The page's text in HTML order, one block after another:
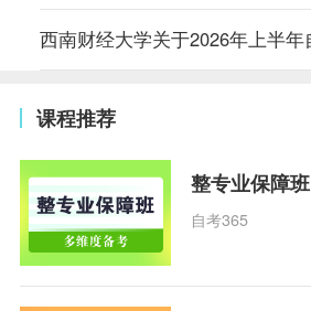
课程推荐
整专业保障班
自考365